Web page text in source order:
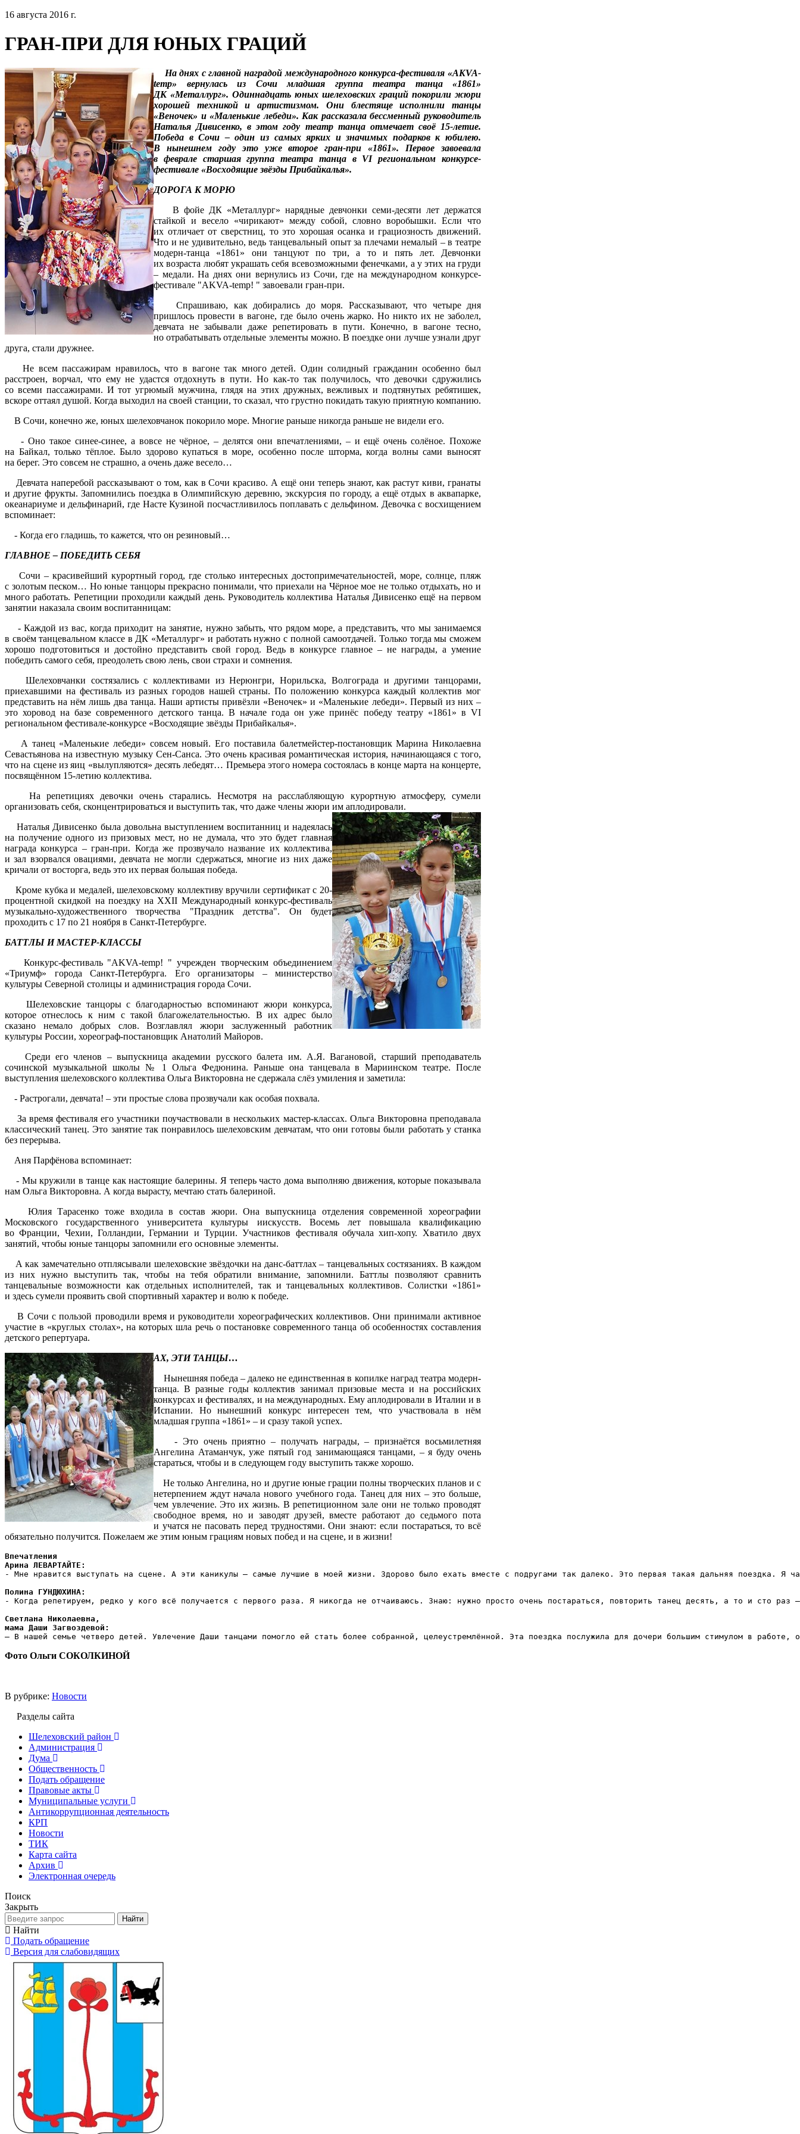
16 августа 2016 г.
ГРАН-ПРИ ДЛЯ ЮНЫХ ГРАЦИЙ
На днях с главной наградой международного конкурса-фестиваля «AKVA-
temp» вернулась из Сочи младшая группа театра танца «1861»
ДК «Металлург». Одиннадцать юных шелеховских граций покорили жюри
хорошей техникой и артистизмом. Они блестяще исполнили танцы
«Веночек» и «Маленькие лебеди». Как рассказала бессменный руководитель
Наталья Дивисенко, в этом году театр танца отмечает своё 15-летие.
Победа в Сочи – один из самых ярких и значимых подарков к юбилею.
В нынешнем году это уже второе гран-при «1861». Первое завоевала
в феврале старшая группа театра танца в VI региональном конкурсе-
фестивале «Восходящие звёзды Прибайкалья».
ДОРОГА К МОРЮ
В фойе ДК «Металлург» нарядные девчонки семи-десяти лет держатся
стайкой и весело «чирикают» между собой, словно воробышки. Если что
их отличает от сверстниц, то это хорошая осанка и грациозность движений.
Что и не удивительно, ведь танцевальный опыт за плечами немалый – в театре
модерн-танца «1861» они танцуют по три, а то и пять лет. Девчонки
их возраста любят украшать себя всевозможными фенечками, а у этих на груди
– медали. На днях они вернулись из Сочи, где на международном конкурсе-
фестивале "AKVA-temp! " завоевали гран-при.
Спрашиваю, как добирались до моря. Рассказывают, что четыре дня
пришлось провести в вагоне, где было очень жарко. Но никто их не заболел,
девчата не забывали даже репетировать в пути. Конечно, в вагоне тесно,
но отрабатывать отдельные элементы можно. В поездке они лучше узнали друг
друга, стали дружнее.
Не всем пассажирам нравилось, что в вагоне так много детей. Один солидный гражданин особенно был
расстроен, ворчал, что ему не удастся отдохнуть в пути. Но как-то так получилось, что девочки сдружились
со всеми пассажирами. И тот угрюмый мужчина, глядя на этих дружных, вежливых и подтянутых ребятишек,
вскоре оттаял душой. Когда выходил на своей станции, то сказал, что грустно покидать такую приятную компанию.
В Сочи, конечно же, юных шелеховчанок покорило море. Многие раньше никогда раньше не видели его.
- Оно такое синее-синее, а вовсе не чёрное, – делятся они впечатлениями, – и ещё очень солёное. Похоже
на Байкал, только тёплое. Было здорово купаться в море, особенно после шторма, когда волны сами выносят
на берег. Это совсем не страшно, а очень даже весело…
Девчата наперебой рассказывают о том, как в Сочи красиво. А ещё они теперь знают, как растут киви, гранаты
и другие фрукты. Запомнились поездка в Олимпийскую деревню, экскурсия по городу, а ещё отдых в аквапарке,
океанариуме и дельфинарий, где Насте Кузиной посчастливилось поплавать с дельфином. Девочка с восхищением
вспоминает:
- Когда его гладишь, то кажется, что он резиновый…
ГЛАВНОЕ – ПОБЕДИТЬ СЕБЯ
Сочи – красивейший курортный город, где столько интересных достопримечательностей, море, солнце, пляж
с золотым песком… Но юные танцоры прекрасно понимали, что приехали на Чёрное мое не только отдыхать, но и
много работать. Репетиции проходили каждый день. Руководитель коллектива Наталья Дивисенко ещё на первом
занятии наказала своим воспитанницам:
- Каждой из вас, когда приходит на занятие, нужно забыть, что рядом море, а представить, что мы занимаемся
в своём танцевальном классе в ДК «Металлург» и работать нужно с полной самоотдачей. Только тогда мы сможем
хорошо подготовиться и достойно представить свой город. Ведь в конкурсе главное – не награды, а умение
победить самого себя, преодолеть свою лень, свои страхи и сомнения.
Шелеховчанки состязались с коллективами из Нерюнгри, Норильска, Волгограда и другими танцорами,
приехавшими на фестиваль из разных городов нашей страны. По положению конкурса каждый коллектив мог
представить на нём лишь два танца. Наши артисты привёзли «Веночек» и «Маленькие лебеди». Первый из них –
это хоровод на базе современного детского танца. В начале года он уже принёс победу театру «1861» в VI
региональном фестивале-конкурсе «Восходящие звёзды Прибайкалья».
А танец «Маленькие лебеди» совсем новый. Его поставила балетмейстер-постановщик Марина Николаевна
Севастьянова на известную музыку Сен-Санса. Это очень красивая романтическая история, начинающаяся с того,
что на сцене из яиц «вылупляются» десять лебедят… Премьера этого номера состоялась в конце марта на концерте,
посвящённом 15-летию коллектива.
На репетициях девочки очень старались. Несмотря на расслабляющую курортную атмосферу, сумели
организовать себя, сконцентрироваться и выступить так, что даже члены жюри им аплодировали.
Наталья Дивисенко была довольна выступлением воспитанниц и надеялась
на получение одного из призовых мест, но не думала, что это будет главная
награда конкурса – гран-при. Когда же прозвучало название их коллектива,
и зал взорвался овациями, девчата не могли сдержаться, многие из них даже
кричали от восторга, ведь это их первая большая победа.
Кроме кубка и медалей, шелеховскому коллективу вручили сертификат с 20-
процентной скидкой на поездку на XXII Международный конкурс-фестиваль
музыкально-художественного творчества "Праздник детства". Он будет
проходить с 17 по 21 ноября в Санкт-Петербурге.
БАТТЛЫ И МАСТЕР-КЛАССЫ
Конкурс-фестиваль "AKVA-temp! " учрежден творческим объединением
«Триумф» города Санкт-Петербурга. Его организаторы – министерство
культуры Северной столицы и администрация города Сочи.
Шелеховские танцоры с благодарностью вспоминают жюри конкурса,
которое отнеслось к ним с такой благожелательностью. В их адрес было
сказано немало добрых слов. Возглавлял жюри заслуженный работник
культуры России, хореограф-постановщик Анатолий Майоров.
Среди его членов – выпускница академии русского балета им. А.Я. Вагановой, старший преподаватель
сочинской музыкальной школы № 1 Ольга Федюнина. Раньше она танцевала в Мариинском театре. После
выступления шелеховского коллектива Ольга Викторовна не сдержала слёз умиления и заметила:
- Растрогали, девчата! – эти простые слова прозвучали как особая похвала.
За время фестиваля его участники поучаствовали в нескольких мастер-классах. Ольга Викторовна преподавала
классический танец. Это занятие так понравилось шелеховским девчатам, что они готовы были работать у станка
без перерыва.
Аня Парфёнова вспоминает:
- Мы кружили в танце как настоящие балерины. Я теперь часто дома выполняю движения, которые показывала
нам Ольга Викторовна. А когда вырасту, мечтаю стать балериной.
Юлия Тарасенко тоже входила в состав жюри. Она выпускница отделения современной хореографии
Московского государственного университета культуры иискусств. Восемь лет повышала квалификацию
во Франции, Чехии, Голландии, Германии и Турции. Участников фестиваля обучала хип-хопу. Хватило двух
занятий, чтобы юные танцоры запомнили его основные элементы.
А как замечательно отплясывали шелеховские звёздочки на данс-баттлах – танцевальных состязаниях. В каждом
из них нужно выступить так, чтобы на тебя обратили внимание, запомнили. Баттлы позволяют сравнить
танцевальные возможности как отдельных исполнителей, так и танцевальных коллективов. Солистки «1861»
и здесь сумели проявить свой спортивный характер и волю к победе.
В Сочи с пользой проводили время и руководители хореографических коллективов. Они принимали активное
участие в «круглых столах», на которых шла речь о постановке современного танца об особенностях составления
детского репертуара.
АХ, ЭТИ ТАНЦЫ…
Нынешняя победа – далеко не единственная в копилке наград театра модерн-
танца. В разные годы коллектив занимал призовые места и на российских
конкурсах и фестивалях, и на международных. Ему аплодировали в Италии и в
Испании. Но нынешний конкурс интересен тем, что участвовала в нём
младшая группа «1861» – и сразу такой успех.
- Это очень приятно – получать награды, – признаётся восьмилетняя
Ангелина Атаманчук, уже пятый год занимающаяся танцами, – я буду очень
стараться, чтобы и в следующем году выступить также хорошо.
Не только Ангелина, но и другие юные грации полны творческих планов и с
нетерпением ждут начала нового учебного года. Танец для них – это больше,
чем увлечение. Это их жизнь. В репетиционном зале они не только проводят
свободное время, но и заводят друзей, вместе работают до седьмого пота
и учатся не пасовать перед трудностями. Они знают: если постараться, то всё
обязательно получится. Пожелаем же этим юным грациям новых побед и на сцене, и в жизни!
Впечатления
Арина ЛЕВАРТАЙТЕ:
- Мне нравится выступать на сцене. А эти каникулы – самые лучшие в моей жизни. Здорово было ехать вместе с подругами так далеко. Это первая такая дальняя поездка. Я
Полина ГУНДЮХИНА:
- Когда репетируем, редко у кого всё получается с первого раза. Я никогда не отчаиваюсь. Знаю: нужно просто очень постараться, повторить танец десять, а то и сто
Светлана Николаевна,
мама Даши Загвоздевой:
– В нашей семье четверо детей. Увлечение Даши танцами помогло ей стать более собранной, целеустремлённой. Эта поездка послужила для дочери большим стимулом в
Фото Ольги СОКОЛКИНОЙ
В рубрике: Новости
Разделы сайта
Шелеховский район
Администрация
Дума
Общественность
Подать обращение
Правовые акты
Муниципальные услуги
Антикоррупционная деятельность
КРП
Новости
ТИК
Карта сайта
Архив
Электронная очередь
Поиск
Закрыть
Найти
Найти
Подать обращение
Версия для слабовидящих